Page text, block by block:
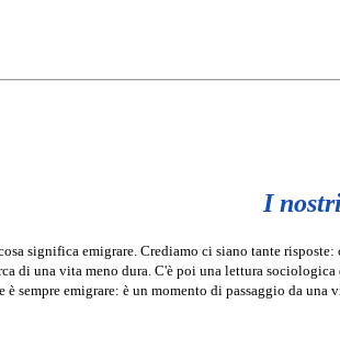
I
significa emigrare. Crediamo ci siano tante
di una vita meno dura. C'è poi una lettura
è sempre emigrare: è un momento di passaggio da